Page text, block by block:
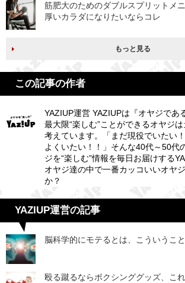
筋肥大のためのダブルスプリットメ
厚いカラダになりたいならコレ
もっと見る
この記事の作者
YAZIUP運営 YAZIUPは『オヤジであ
最大限“楽しむ”ことができるオヤジ
考えています。「まだ現役でいたい
よくいたい！！」そんな40代～50代
ジを“楽しむ”情報を毎日お届けする
オヤジ達の中で一番カッコいいオヤ
か？
YAZIUP運営の記事
脳科学的にモテるとは、こういうこ
殴る蹴るならボクシンググッズ、こ